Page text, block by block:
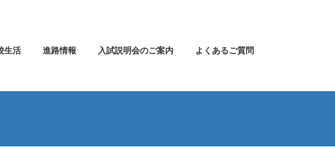
生活 進路情報 入試説明会のご案内 よくあるご質問